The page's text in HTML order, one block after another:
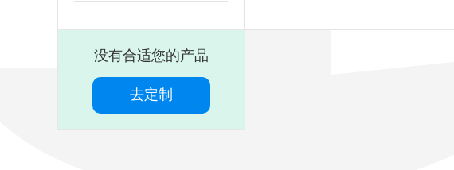
没有合适您的产品
去定制